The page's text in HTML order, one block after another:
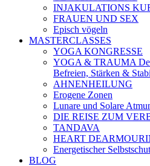
INJAKULATIONS
FRAUEN UND SEX
Episch vögeln
MASTERCLASSES
YOGA KONGRESSE
YOGA & TRAUMA
Befreien, Stärken &
AHNENHEILUNG
Erogene Zonen
Lunare und Solare
DIE REISE ZUM
TANDAVA
HEART
Energetischer
BLOG